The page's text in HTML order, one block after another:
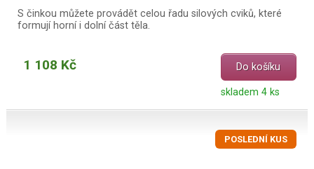
S činkou můžete provádět celou řadu silových cviků, které
formují horní i dolní část těla.
1 108 Kč Do košíku
skladem 4 ks
POSLEDNÍ KUS